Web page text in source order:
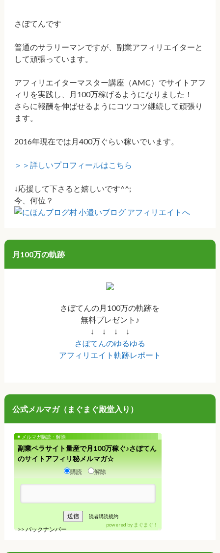
さぼてんです
普通のサラリーマンですが、副業アフィリエイターと
して頑張っています。
アフィリエイターマスター講座（AMC）でサイトアフ
ィリを実践し、月100万稼げるようになりました！
さらに報酬を伸ばせるようにコツコツ継続して頑張り
ます。
2016年現在では月400万ぐらい稼いでいます。
＞＞詳しいプロフィールはこちら
↓応援して下さると嬉しいです^^;
今、何位？
月100万の軌跡
さぼてんの月100万の軌跡を
無料プレゼント♪
↓ ↓ ↓ ↓
さぼてんのゆるゆる
アフィリエイト軌跡レポート
公式メルマガ（まぐまぐ殿堂入り）
メルマガ購読・解除
副業ペラサイト量産で月100万稼ぐ♪さぼてん
のサイトアフィリ秘メルマガ☆
購読 解除
読者購読規約
>>バックナンバー
powered by まぐまぐ！